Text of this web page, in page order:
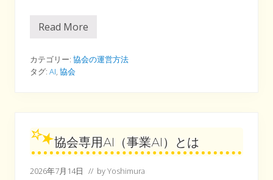
イ
ォ
グ
ラ
Read More
カテゴリー: 協会の運営方法
タグ: AI, 協会
協会専用AI（事業AI）とは
2026年7月14日 // byYoshimura